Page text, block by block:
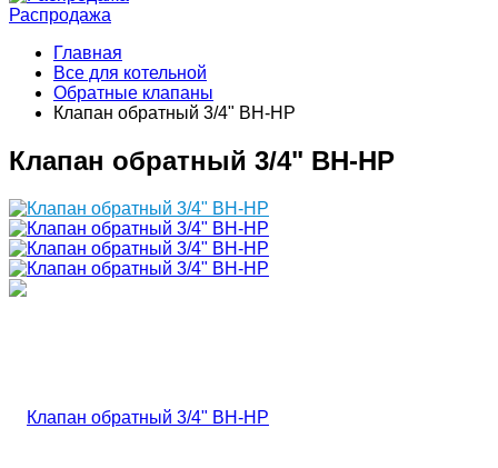
Распродажа
Главная
Все для котельной
Обратные клапаны
Клапан обратный 3/4" ВН-НР
Клапан обратный 3/4" ВН-НР